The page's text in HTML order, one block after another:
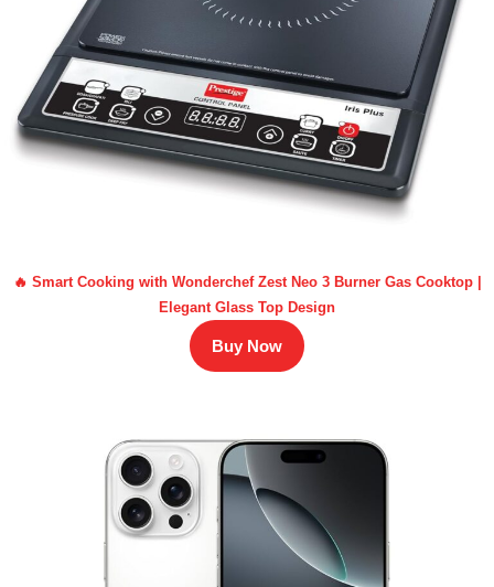
🔥 Smart Cooking with Wonderchef Zest Neo 3 Burner Gas Cooktop |
Elegant Glass Top Design
Buy Now